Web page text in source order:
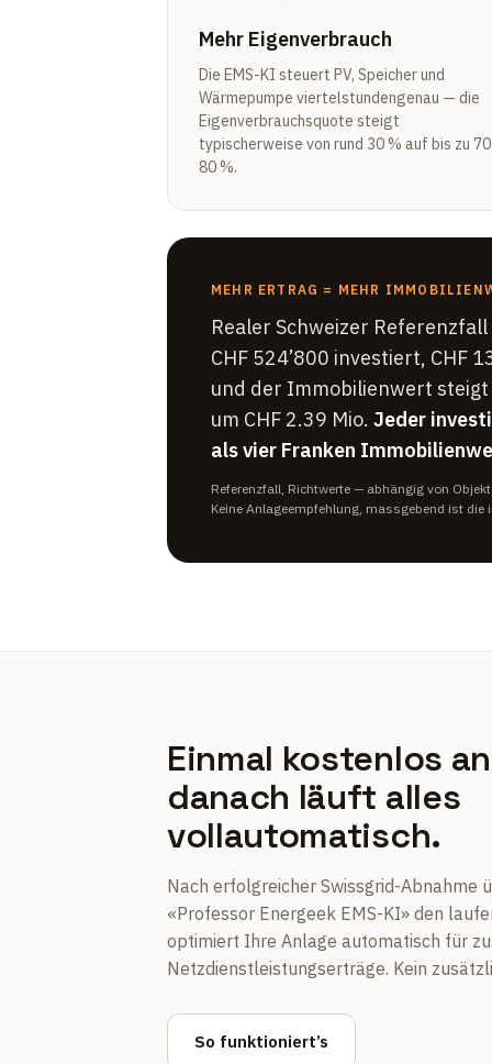
Mehr Eigenverbrauch
Die EMS-KI steuert PV, Speicher und
Wärmepumpe viertelstundengenau — die
Eigenverbrauchsquote steigt
typischerweise von rund 30 % auf bis zu
80 %.
MEHR ERTRAG = MEHR
Realer Schweizer
CHF 524’800 investiert, CHF
und der Immobilienwert
um CHF 2.39 Mio. Jeder
als vier Franken
Referenzfall, Richtwerte — abhängig von
Keine Anlageempfehlung, massgebend ist
Einmal kostenlos
danach läuft alles
vollautomatisch.
Nach erfolgreicher Swissgrid-Abnahme
«Professor Energeek EMS-KI» den
optimiert Ihre Anlage automatisch für
Netzdienstleistungserträge. Kein
So funktioniert’s